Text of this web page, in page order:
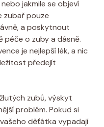
jakmile se objeví
zubař pouze
a poskytnout
péče o zuby a dásně.
je nejlepší lék, a nic
předejít
zubů, výskyt
problém. Pokud si
děťátka vypadají